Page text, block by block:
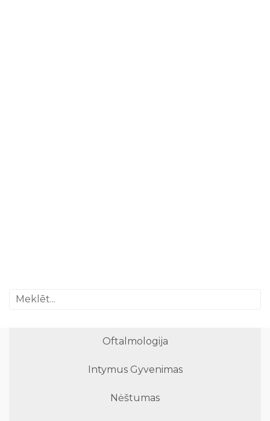
Oftalmologija
Intymus Gyvenimas
Nėštumas